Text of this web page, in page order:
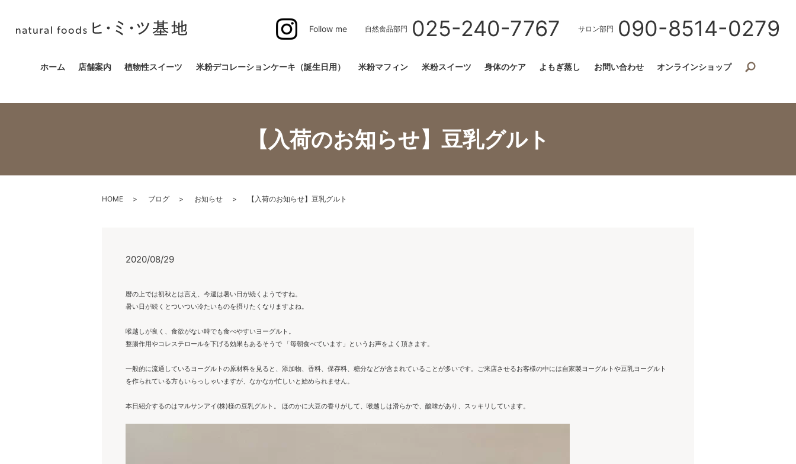
Follow me 自然食品部門 025-240-7767 サロン部門 090-8514-0279
ホーム 店舗案内 植物性スイーツ 米粉デコレーションケーキ（誕生日用） 米粉マフィン 米粉スイーツ 身体のケア よもぎ蒸し お問い合わせ オンラインショップ
【入荷のお知らせ】豆乳グルト
HOME ブログ お知らせ 【入荷のお知らせ】豆乳グルト
2020/08/29
暦の上では初秋とは言え、今週は暑い日が続くようですね。
暑い日が続くとついつい冷たいものを摂りたくなりますよね。
喉越しが良く、食欲がない時でも食べやすいヨーグルト。
整腸作用やコレステロールを下げる効果もあるそうで 「毎朝食べています」というお声をよく頂きます。
一般的に流通しているヨーグルトの原材料を見ると、添加物、香料、保存料、糖分などが含まれていることが多いです。ご来店させるお客様の中には自家製ヨーグルトや豆乳ヨーグルト
を作られている方もいらっしゃいますが、なかなか忙しいと始められません。
本日紹介するのはマルサンアイ(株)様の豆乳グルト。 ほのかに大豆の香りがして、喉越しは滑らかで、酸味があり、スッキリしています。